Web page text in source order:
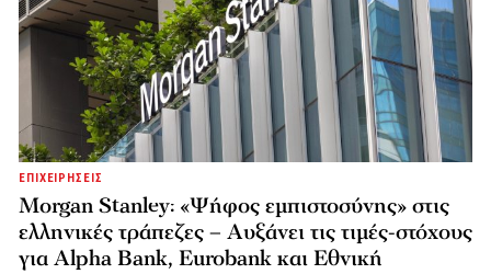
ΕΠΙΧΕΙΡΗΣΕΙΣ
Morgan Stanley: «Ψήφος εμπιστοσύνης» στις
ελληνικές τράπεζες – Αυξάνει τις τιμές-στόχους
για Alpha Bank, Eurobank και Εθνική